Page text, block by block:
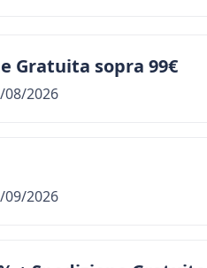
Gratuita sopra 99€
08/2026
09/2026